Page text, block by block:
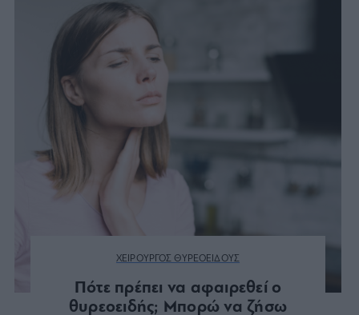
ΧΕΙΡΟΥΡΓΟΣ ΘΥΡΕΟΕΙΔΟΥΣ
Πότε πρέπει να αφαιρεθεί ο
θυρεοειδής; Μπορώ να ζήσω